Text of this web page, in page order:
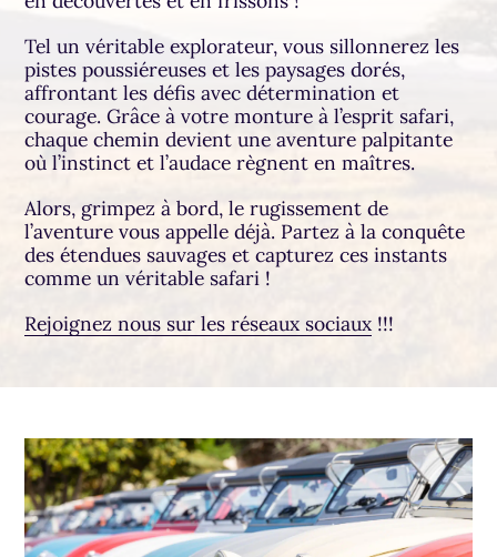
Tel un véritable explorateur, vous sillonnerez les
pistes poussiéreuses et les paysages dorés,
affrontant les défis avec détermination et
courage. Grâce à votre monture à l’esprit safari,
chaque chemin devient une aventure palpitante
où l’instinct et l’audace règnent en maîtres.
Alors, grimpez à bord, le rugissement de
l’aventure vous appelle déjà. Partez à la conquête
des étendues sauvages et capturez ces instants
comme un véritable safari !
Rejoignez nous sur les réseaux sociaux !!!